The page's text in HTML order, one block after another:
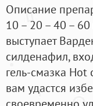
Описание
10 – 20 – 40 –
выступает
силденафил,
гель-смазка
вам удастся